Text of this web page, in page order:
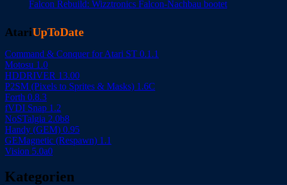
Falcon Rebuild: Wizztronics Falcon-Nachbau bootet
AtariUpToDate
Command & Conquer for Atari ST 0.1.1
Motosu 1.0
HDDRIVER 13.00
P2SM (Pixels to Sprites & Masks) 1.6C
Forth 0.8.3
fVDI Snap 1.2
NoSTalgia 2.0b8
Handy (GEM) 0.95
GEMagnetic (Respawn) 1.1
Vision 5.0a0
Kategorien